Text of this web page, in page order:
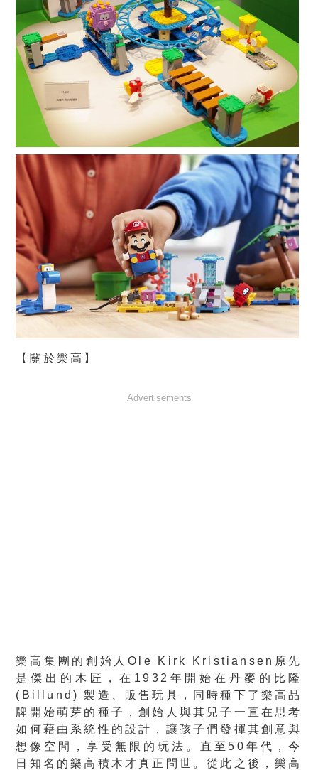
【關於樂高】
Advertisements
樂高集團的創始人Ole Kirk Kristiansen原先
是傑出的木匠，在1932年開始在丹麥的比隆
(Billund) 製造、販售玩具，同時種下了樂高品
牌開始萌芽的種子，創始人與其兒子一直在思考
如何藉由系統性的設計，讓孩子們發揮其創意與
想像空間，享受無限的玩法。直至50年代，今
日知名的樂高積木才真正問世。從此之後，樂高